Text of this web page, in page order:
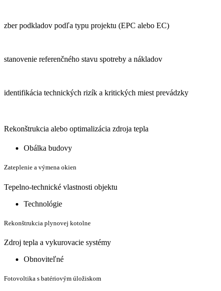
zber podkladov podľa typu projektu (EPC alebo EC)
stanovenie referenčného stavu spotreby a nákladov
identifikácia technických rizík a kritických miest prevádzky
Rekonštrukcia alebo optimalizácia zdroja tepla
Obálka budovy
Zateplenie a výmena okien
Tepelno-technické vlastnosti objektu
Technológie
Rekonštrukcia plynovej kotolne
Zdroj tepla a vykurovacie systémy
Obnoviteľné
Fotovoltika s batériovým úložiskom